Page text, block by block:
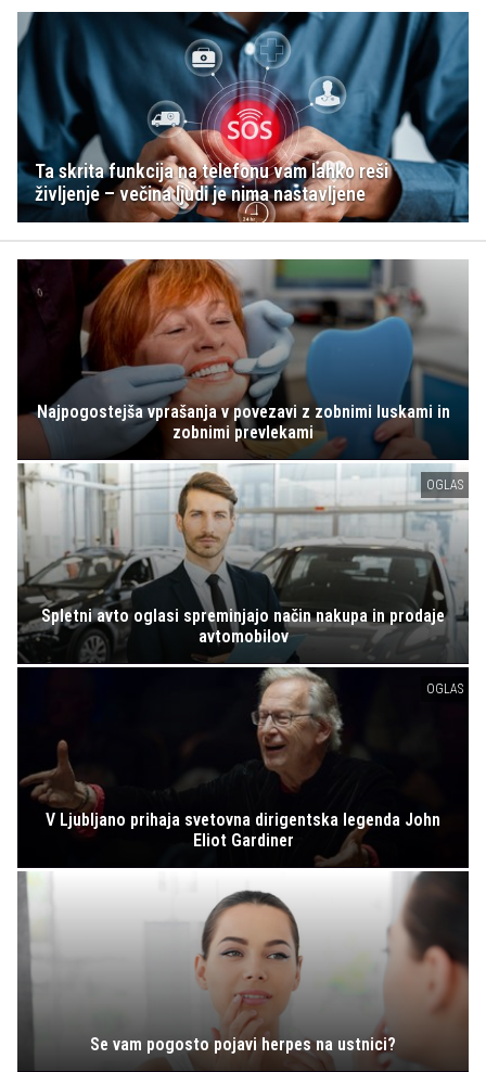
Ta skrita funkcija na telefonu vam lahko reši
življenje – večina ljudi je nima nastavljene
Najpogostejša vprašanja v povezavi z zobnimi luskami in
zobnimi prevlekami
OGLAS
Spletni avto oglasi spreminjajo način nakupa in prodaje
avtomobilov
OGLAS
V Ljubljano prihaja svetovna dirigentska legenda John
Eliot Gardiner
Se vam pogosto pojavi herpes na ustnici?